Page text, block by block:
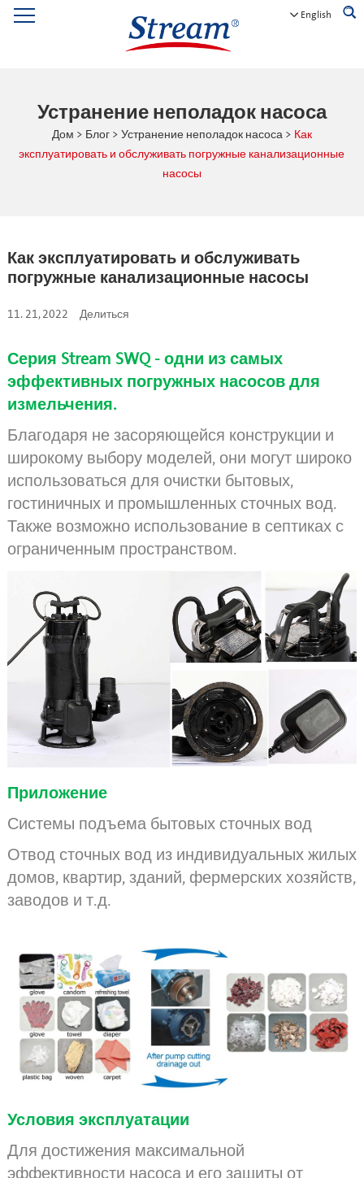
English
Устранение неполадок насоса
Дом > Блог > Устранение неполадок насоса > Как
эксплуатировать и обслуживать погружные канализационные
насосы
Как эксплуатировать и обслуживать
погружные канализационные насосы
11. 21, 2022 Делиться
Серия Stream SWQ - одни из самых
эффективных погружных насосов для
измельчения.
Благодаря не засоряющейся конструкции и
широкому выбору моделей, они могут широко
использоваться для очистки бытовых,
гостиничных и промышленных сточных вод.
Также возможно использование в септиках с
ограниченным пространством.
Приложение
Системы подъема бытовых сточных вод
Отвод сточных вод из индивидуальных жилых
домов, квартир, зданий, фермерских хозяйств,
заводов и т.д.
Условия эксплуатации
Для достижения максимальной
эффективности насоса и его защиты от